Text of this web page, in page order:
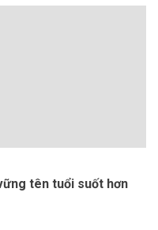
tên tuổi suốt hơn